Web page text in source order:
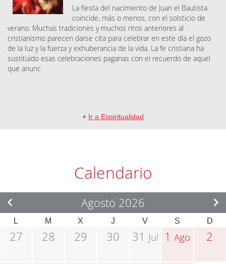
La fiesta del nacimiento de Juan el Bautista
coincide, más o menos, con el solsticio de
verano. Muchas tradiciones y muchos ritos anteriores al
cristianismo parecen darse cita para celebrar en este día el gozo
de la luz y la fuerza y exhuberancia de la vida. La fe cristiana ha
sustituido esas celebraciones paganas con el recuerdo de aquel
que anunc
+ Ir a Espiritualidad
Calendario
Agosto 2026
L M X J V S D
27 28 29 30 31 Jul 1Ago 2